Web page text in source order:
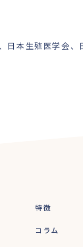
日本生殖医学会、
特徴
コラム